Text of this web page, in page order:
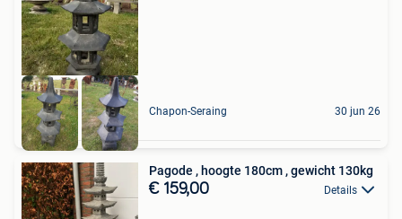
Chapon-Seraing 30 jun 26
Pagode , hoogte 180cm , gewicht 130kg
€ 159,00 Details